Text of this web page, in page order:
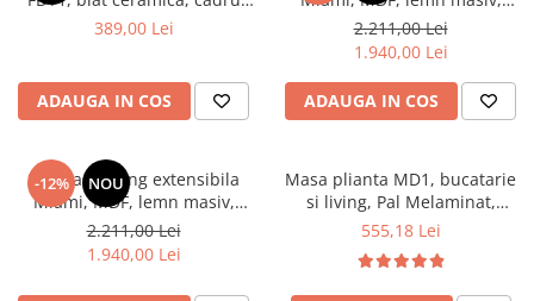
Saltele patuturi copii
Masa si scaune gradinita
Seturi comode living si dormitor
metalic, 6 persoane,
389,00 Lei
ADAUGA IN COS
120/150 x 80 x 73.8 cm si 6
scaune Vienna, tapitat stofa,
94x49x40 cm, nuc/maro
2.211,00 Lei
1.940,00 Lei
ADAUGA IN COS
-12% NOU
Set masa living extensibila
Miami, MDF, lemn masiv,
120/150 x 80 x 73.8 cm si 6
scaune Vienna, tapitat stofa,
94x49x40 cm, alb/gri
2.211,00 Lei
1.940,00 Lei
Masa plianta MD1, bucatarie
si living, Pal Melaminat,
colturi rotunjite, 6 persoane,
555,18 Lei